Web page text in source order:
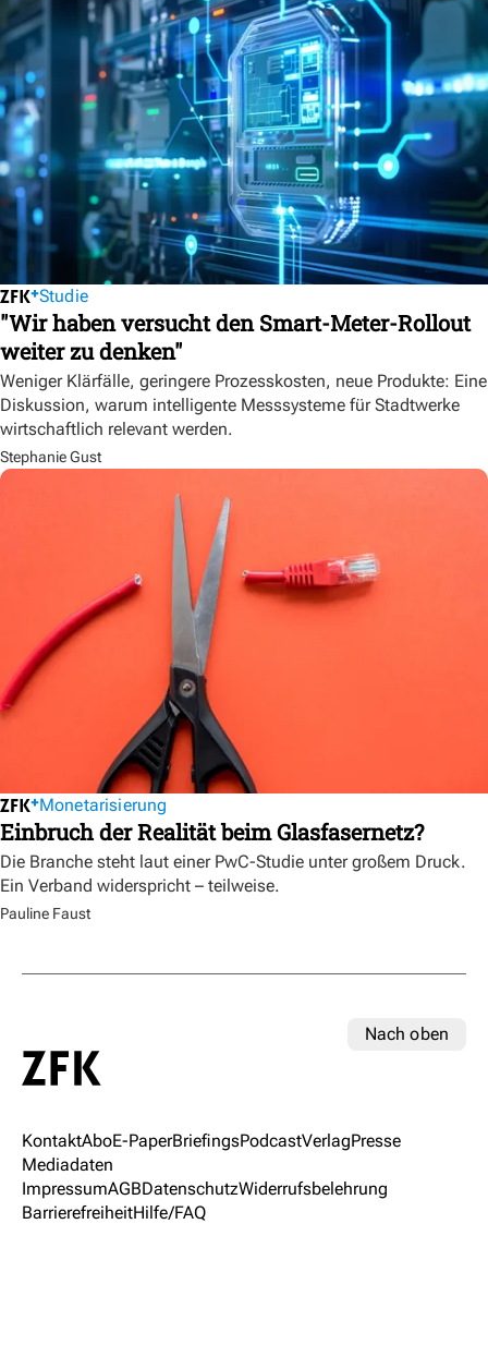
Studie
"Wir haben versucht den Smart-Meter-Rollout
weiter zu denken"
Weniger Klärfälle, geringere Prozesskosten, neue Produkte: Eine
Diskussion, warum intelligente Messsysteme für Stadtwerke
wirtschaftlich relevant werden.
Stephanie Gust
Monetarisierung
Einbruch der Realität beim Glasfasernetz?
Die Branche steht laut einer PwC-Studie unter großem Druck.
Ein Verband widerspricht – teilweise.
Pauline Faust
Nach oben
KontaktAboE-PaperBriefingsPodcastVerlagPresse
Mediadaten
ImpressumAGBDatenschutzWiderrufsbelehrung
BarrierefreiheitHilfe/FAQ